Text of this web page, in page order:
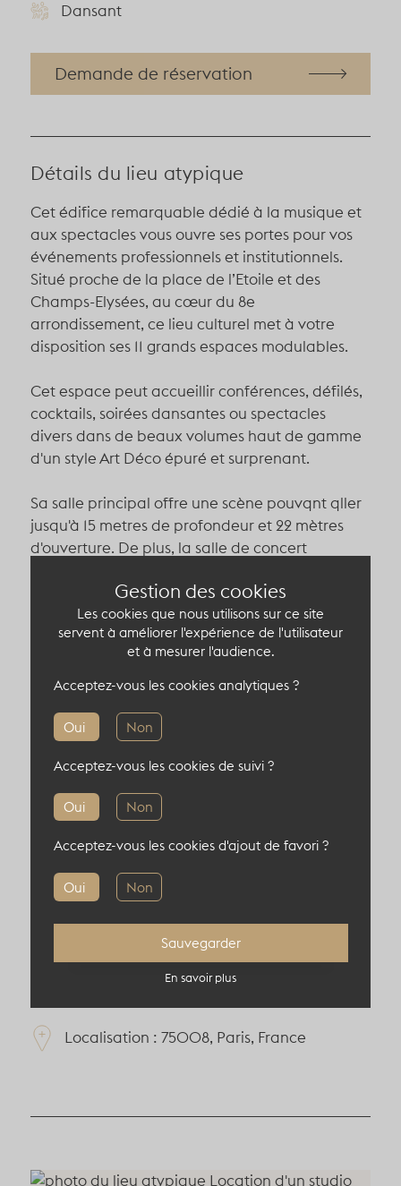
Dansant
Demande de réservation
Détails du lieu atypique
Cet édifice remarquable dédié à la musique et
aux spectacles vous ouvre ses portes pour vos
événements professionnels et institutionnels.
Situé proche de la place de l’Etoile et des
Champs-Elysées, au cœur du 8e
arrondissement, ce lieu culturel met à votre
disposition ses 11 grands espaces modulables.
Cet espace peut accueillir conférences, défilés,
cocktails, soirées dansantes ou spectacles
divers dans de beaux volumes haut de gamme
d'un style Art Déco épuré et surprenant.
Sa salle principal offre une scène pouvqnt qller
jusqu'à 15 metres de profondeur et 22 mètres
d'ouverture. De plus, la salle de concert
Capacité du lieu atypique
300 pers en cocktail
2024 pers en théâtre
Localisation : 75008, Paris, France
Gestion des cookies
Les cookies que nous utilisons sur ce site
servent à améliorer l'expérience de l'utilisateur
et à mesurer l'audience.
Oui Non
Acceptez-vous les cookies analytiques ?
Oui Non
Acceptez-vous les cookies de suivi ?
Oui Non
Acceptez-vous les cookies d'ajout de favori ?
Sauvegarder
En savoir plus